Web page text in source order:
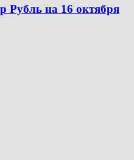
Рубль на 16 октября